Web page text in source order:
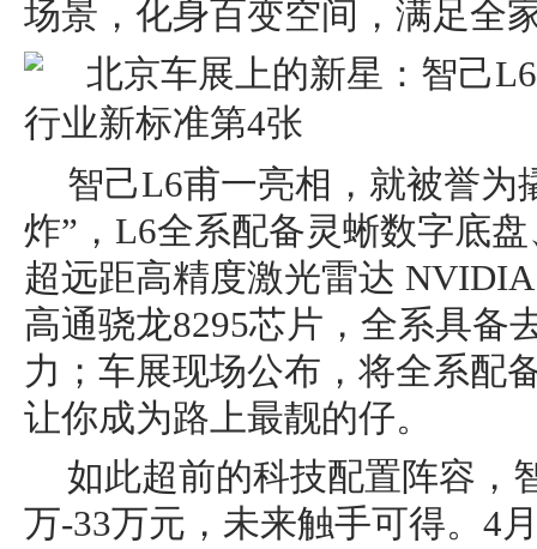
场景，化身百变空间，满足全
智己L6甫一亮相，就被誉为
炸”，L6全系配备灵蜥数字底
超远距高精度激光雷达
高通骁龙8295芯片，全系具备
力；车展现场公布，将全系配
让你成为路上最靓的仔。
如此超前的科技配置阵容，
万-33万元，未来触手可得。4